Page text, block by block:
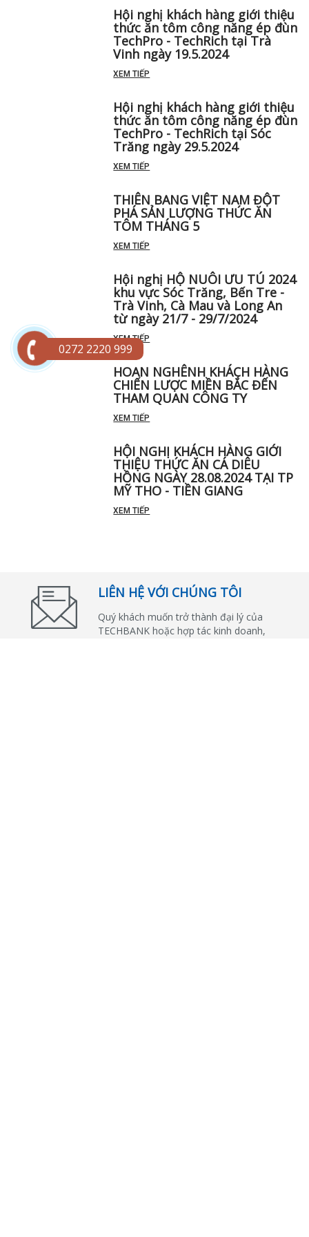
Hội nghị khách hàng giới thiệu
thức ăn tôm công năng ép đùn
TechPro - TechRich tại Trà
Vinh ngày 19.5.2024
XEM TIẾP
Hội nghị khách hàng giới thiệu
thức ăn tôm công năng ép đùn
TechPro - TechRich tại Sóc
Trăng ngày 29.5.2024
XEM TIẾP
THIÊN BANG VIỆT NAM ĐỘT
PHÁ SẢN LƯỢNG THỨC ĂN
TÔM THÁNG 5 ️
XEM TIẾP
Hội nghị HỘ NUÔI ƯU TÚ 2024
khu vực Sóc Trăng, Bến Tre -
Trà Vinh, Cà Mau và Long An
từ ngày 21/7 - 29/7/2024
XEM TIẾP
HOAN NGHÊNH KHÁCH HÀNG
CHIẾN LƯỢC MIỀN BẮC ĐẾN
THAM QUAN CÔNG TY
XEM TIẾP
HỘI NGHỊ KHÁCH HÀNG GIỚI
THIỆU THỨC ĂN CÁ DIÊU
HỒNG NGÀY 28.08.2024 TẠI TP
MỸ THO - TIỀN GIANG
XEM TIẾP
LIÊN HỆ VỚI CHÚNG TÔI
Quý khách muốn trở thành đại lý của
TECHBANK hoặc hợp tác kinh doanh,
0272 2220 999